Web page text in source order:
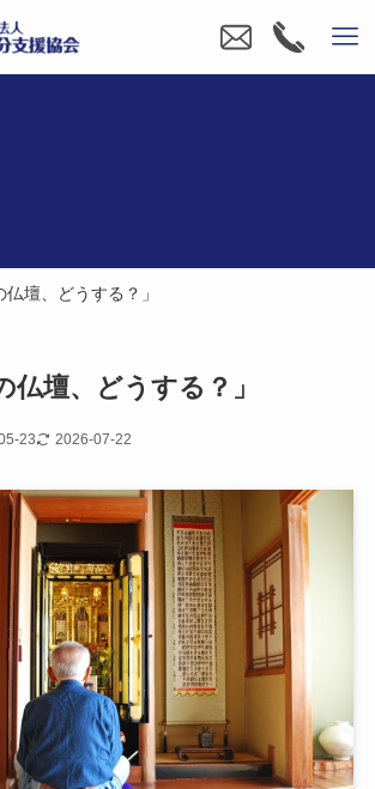
仏壇、どうする？」
仏壇、​どうする？」
23 2026-07-22